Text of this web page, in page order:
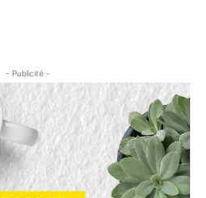
- Publicité -